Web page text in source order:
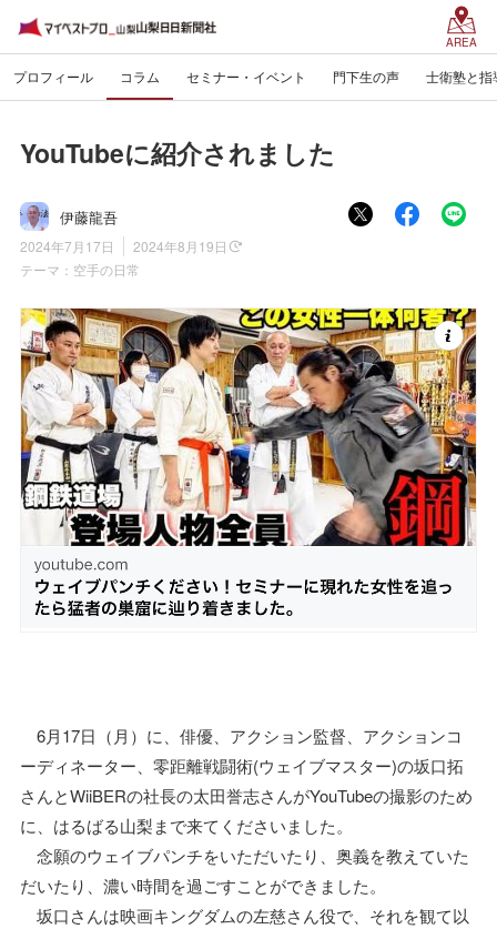
AREA
プロフィール コラム セミナー・イベント 門下生の声 士衛塾と指
YouTubeに紹介されました
伊藤龍吾
2024年7月17日
2024年8月19日
テーマ： 空手の日常
6月17日（月）に、俳優、アクション監督、アクションコ
ーディネーター、零距離戦闘術(ウェイブマスター)の坂口拓
さんとWiiBERの社長の太田誉志さんがYouTubeの撮影のため
に、はるばる山梨まで来てくださいました。
念願のウェイブパンチをいただいたり、奥義を教えていた
だいたり、濃い時間を過ごすことができました。
坂口さんは映画キングダムの左慈さん役で、それを観て以